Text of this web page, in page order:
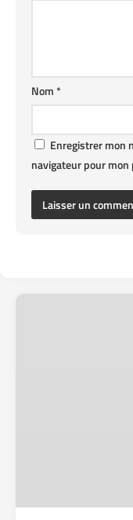
Nom*
Enregistrer mon
navigateur pour